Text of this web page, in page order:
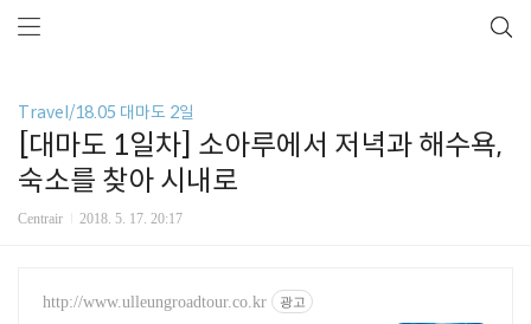
Travel/18.05 대마도 2일
[대마도 1일차] 소아루에서 저녁과 해수욕,
숙소를 찾아 시내로
Centrair 2018. 5. 17. 20:17
http://www.ulleungroadtour.co.kr 광고